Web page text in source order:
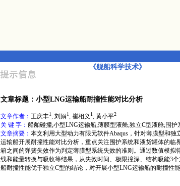
《舰船科学技术》
文章标题：小型LNG运输船耐撞性能对比分析
文章作者： 王庆丰1, 刘娟1, 崔相义 1, 黄小平2
关 键 字： 船舶碰撞;小型LNG运输船;薄膜型液舱;独立C型液舱;围护
文章摘要： 本文利用大型动力有限元软件Abaqus，针对薄膜型和独
运输船开展耐撞性能对比分析，重点关注围护系统和液货罐体的临
箱之间的弹簧失效作为判定薄膜型系统失效的准则。通过数值模拟
线和能量转换与吸收等结果，从失效时间、极限撞深、结构吸能3
船耐撞性能优于独立C型的结论，对开展小型LNG运输船的耐撞性